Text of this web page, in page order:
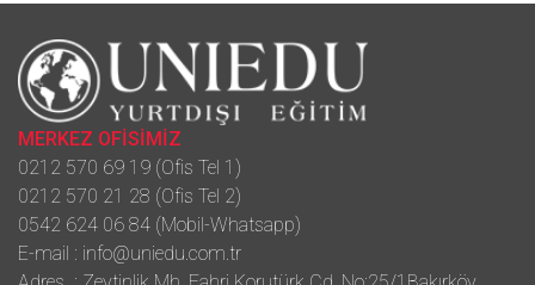
MERKEZ OFİSİMİZ
0212 570 69 19 (Ofis Tel 1)
0212 570 21 28 (Ofis Tel 2)
0542 624 06 84 (Mobil-Whatsapp)
E-mail : info@uniedu.com.tr